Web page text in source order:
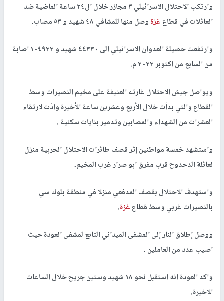
وارتكب الاحتلال الاسرائيلي ٣ مجازر خلال ال٢٤ ساعة الماضية ضد
العائلات في قطاعغزةوصل منها للمشافي ٤٨ شهيد و ٥٣ مصاب.
وارتفعت حصيلة العدوان الاسرائيلي الى ٤٤٣٣٠ شهيد و ١٠٤٩٣٣ اصابة
من السابع من اكتوبر ٢٠٢٣ م.
ويواصل جيش الاحتلال غارته العنيفة على مخيم النصيرات وسط
القطاع والتي بدأت خلال الأربع وعشرين ساعة الأخيرة وادّت لارتقاء
العشرات من الشهداء والمصابين وتدمير بنايات سكنية .
واستشهد خمسة مواطنين إثر قصف طائرات الاحتلال الحربية منزل
لعائلة الدحدوح قرب مفرق ابو صرار غرب المخيم.
واستهدف الاحتلال بقصف المدفعي منزلا في منطقة بلوك سي
بالنصيرات غربي وسط قطاعغزة.
ووصل إطلاق النار إلى المشفى الميداني التابع لمشفى العودة حيث
اصيب عدد من العاملين .
واكد العودة انه استقبل نحو ١٨ شهيد وستين جريح خلال الساعات
الاخيرة.